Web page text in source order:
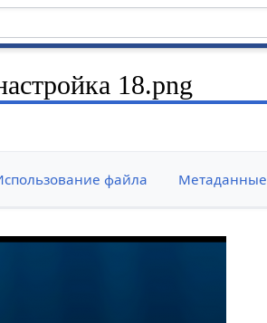
18.png
файла Метаданные